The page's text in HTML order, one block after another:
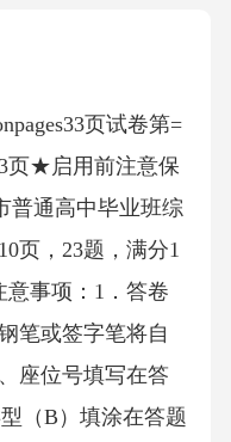
页试卷第=
页★启用前注意保
普通高中毕业班综
页，23题，满分1
意事项：1．答卷
笔或签字笔将自
座位号填写在答
（B）填涂在答题